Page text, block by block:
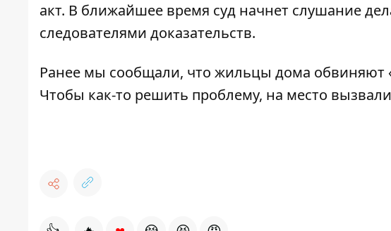
акт. В ближайшее время суд начнет слушание
следователями доказательств.
Ранее мы сообщали, что жильцы дома обвиняют
Чтобы как-то решить проблему, на место